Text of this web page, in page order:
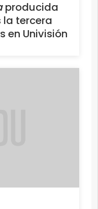
producida
la tercera
en Univisión